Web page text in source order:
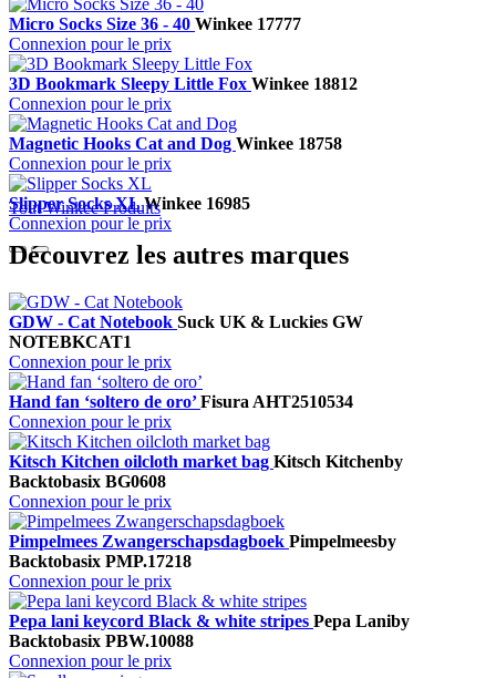
Micro Socks Size 36 - 40 Winkee 17777
Connexion pour le prix
3D Bookmark Sleepy Little Fox Winkee 18812
Connexion pour le prix
Magnetic Hooks Cat and Dog Winkee 18758
Connexion pour le prix
Slipper Socks XLWinkee 16985
Connexion pour le prix
Tout Winkee Produits
Découvrez les autres marques
GDW - Cat Notebook Suck UK & Luckies GW
NOTEBKCAT1
Connexion pour le prix
Hand fan ‘soltero de oro’Fisura AHT2510534
Connexion pour le prix
Kitsch Kitchen oilcloth market bag Kitsch Kitchenby
Backtobasix BG0608
Connexion pour le prix
Pimpelmees Zwangerschapsdagboek Pimpelmeesby
Backtobasix PMP.17218
Connexion pour le prix
Pepa lani keycord Black & white stripes Pepa Laniby
Backtobasix PBW.10088
Connexion pour le prix